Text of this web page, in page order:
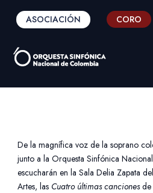
ASOCIACIÓN CORO
De la magnífica voz de la soprano
junto a la Orquesta Sinfónica
escucharán en la Sala Delia Zapata
Artes, las Cuatro últimas cancionesde